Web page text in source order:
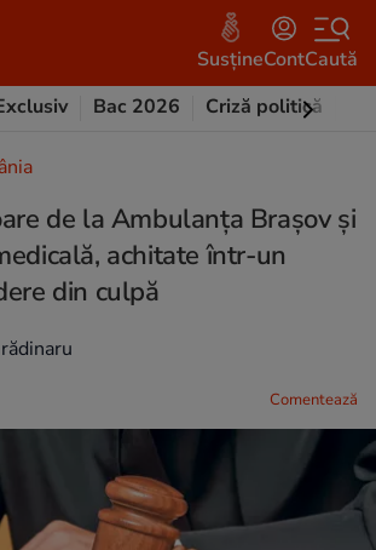
SusțineContCaută
Bac 2026 Criză politică
de la Ambulanţa Braşov şi
achitate într-un
din culpă
Comentează